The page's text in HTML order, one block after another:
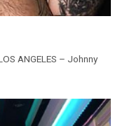
ANGELES – Johnny